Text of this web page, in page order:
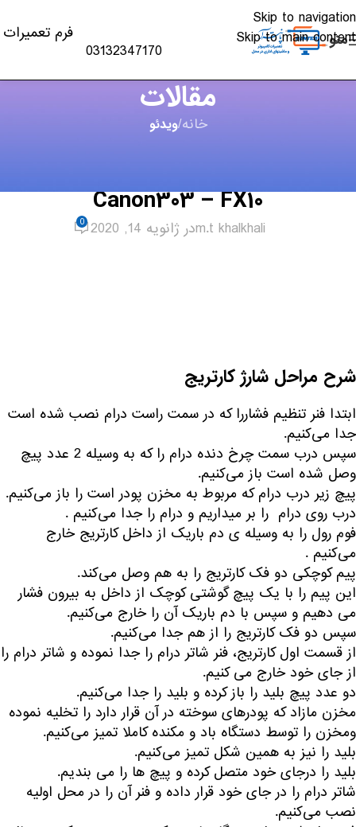
Skip to navigation
Skip to main content
منو
03132347170
فرم تعمیرات
مقالات
خانه/ویدئو
Canon303 – FX10
m.t khalkhaliدر ژانویه 14, 2020 0
شرح مراحل شارژ کارتریج
ابتدا فنر تنظیم فشاررا که در سمت راست درام نصب شده است
جدا می‌کنیم.
سپس درب سمت چرخ دنده درام را که به وسیله 2 عدد پیچ
وصل شده است باز می‌کنیم.
پیچ زیر درب درام که مربوط به مخزن پودر است را باز می‌کنیم.
درب روی درام را بر میداریم و درام را جدا می‌کنیم .
فوم رول را به وسیله ی دم باریک از داخل کارتریج خارج
می‌کنیم .
پیم کوچکی دو فک کارتریج را به هم وصل می‌کند.
این پیم را با یک پیچ گوشتی کوچک از داخل به بیرون فشار
می دهیم و سپس با دم باریک آن را خارج می‌کنیم.
سپس دو فک کارتریج را از هم جدا می‌کنیم.
از قسمت اول کارتریج، فنر شاتر درام را جدا نموده و شاتر درام را
از جای خود خارج می کنیم.
دو عدد پیچ بلید را باز کرده و بلید را جدا می‌کنیم.
مخزن مازاد که پودرهای سوخته در آن قرار دارد را تخلیه نموده
ومخزن را توسط دستگاه باد و مکنده کاملا تمیز می‌کنیم.
بلید را نیز به همین شکل تمیز می‌کنیم.
بلید را درجای خود متصل کرده و پیچ ها را می بندیم.
شاتر درام را در جای خود قرار داده و فنر آن را در محل اولیه
نصب می‌کنیم.